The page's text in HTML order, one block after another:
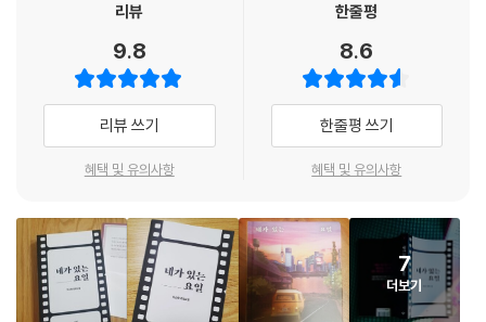
일곱 사람이 하나의 몸을 공유한다는 상상은 언뜻 낯설게 느껴지지만, 치
밀하게 설계된 미래의 풍경을 따라가다 보면 자연스레 소설 속 세계에 공
감하며 빠져들게 된다. 특히 ‘환경 부담금’을 낼 재력이 있는 사람만이 온전
한 신체를 가질 수 있다는 설정은 오늘날 우리가 마주한 현실을 서늘하게
짚는다. 뇌에 저장된 기억 데이터만 있으면 몸을 바꿀 수 있다는 점 역시 우
리 육체의 물성과 자아 정체성에 대해 고민해 보게 한다. 소설은 미래 사회
를 배경으로 하고 있지만, 현재를 살아가는 우리에게 생생하고 다채로운
“네가 거기 있으니까.
네가 있는 요일에 나도 매일 있고 싶으니까.”
한계를 뛰어넘은 사랑으로 내달리는 이야기
다. 오프라인의 ‘몸’을 되찾기 위해 내달리는 주인공을 뒤쫓다 보면 어느 순
간, 자연스레 한계를 뛰어넘은 사랑의 모습에 도달한다. 주인공은 말한다.
때로는 허무하고 때로는 부조리한 비극으로 가득한 세계이지만 절망은 과
적극을 꼭 따라가 보길 바란다.
세계 문학계의 새로운 발견 박소영은 놀라운 통찰력과 예지력을 보여 주는
이야기꾼이다. 그의 세계에서 길 잃을 준비를 해 두길 바란다. 상상하지 못
한 반전이 당신을 기다릴 테니까.
- 크리스타 머리노 (『메이즈 러너』, 『스토볼』 영문판 편집자)
리뷰
9.8
리뷰 쓰기
혜택 및 유의사항
한줄평
8.6
한줄평 쓰기
혜택 및 유의사항
7
더보기